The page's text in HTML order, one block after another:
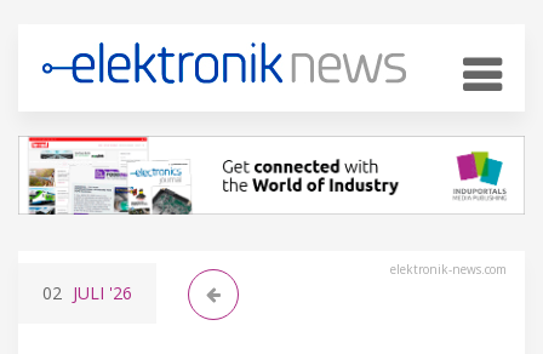
elektronik-news.com
02 JULI '26